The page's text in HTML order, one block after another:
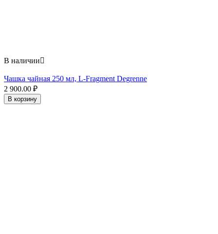
В наличии
Чашка чайная 250 мл, L-Fragment Degrenne
2 900.00 ₽
В корзину